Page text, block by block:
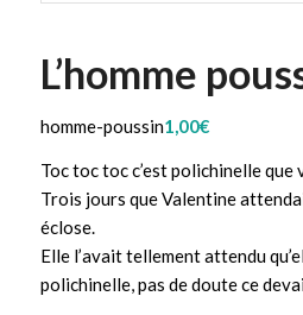
L’homme
homme-poussin1,00€
Toc toc toc c’est polichinelle que
Trois jours que Valentine
éclose.
Elle l’avait tellement attendu
polichinelle, pas de doute ce